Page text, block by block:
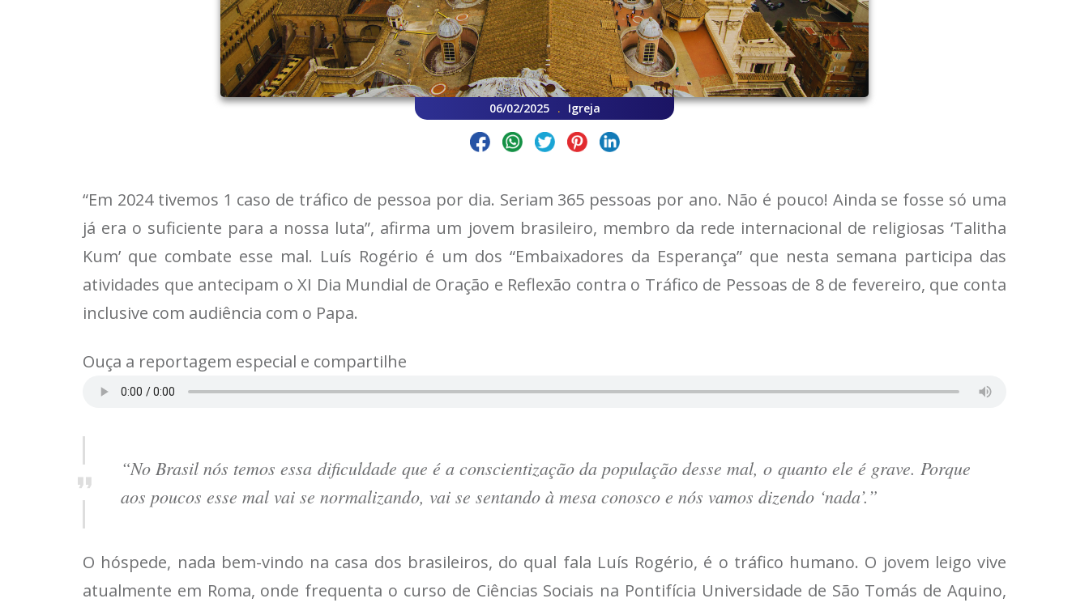
06/02/2025 . Igreja
“Em 2024 tivemos 1 caso de tráfico de pessoa por dia. Seriam 365 pessoas por ano. Não é pouco! Ainda se fosse só uma
já era o suficiente para a nossa luta”, afirma um jovem brasileiro, membro da rede internacional de religiosas ‘Talitha
Kum’ que combate esse mal. Luís Rogério é um dos “Embaixadores da Esperança” que nesta semana participa das
atividades que antecipam o XI Dia Mundial de Oração e Reflexão contra o Tráfico de Pessoas de 8 de fevereiro, que conta
inclusive com audiência com o Papa.
Ouça a reportagem especial e compartilhe
“No Brasil nós temos essa dificuldade que é a conscientização da população desse mal, o quanto ele é grave. Porque
aos poucos esse mal vai se normalizando, vai se sentando à mesa conosco e nós vamos dizendo ‘nada’.”
O hóspede, nada bem-vindo na casa dos brasileiros, do qual fala Luís Rogério, é o tráfico humano. O jovem leigo vive
atualmente em Roma, onde frequenta o curso de Ciências Sociais na Pontifícia Universidade de São Tomás de Aquino,